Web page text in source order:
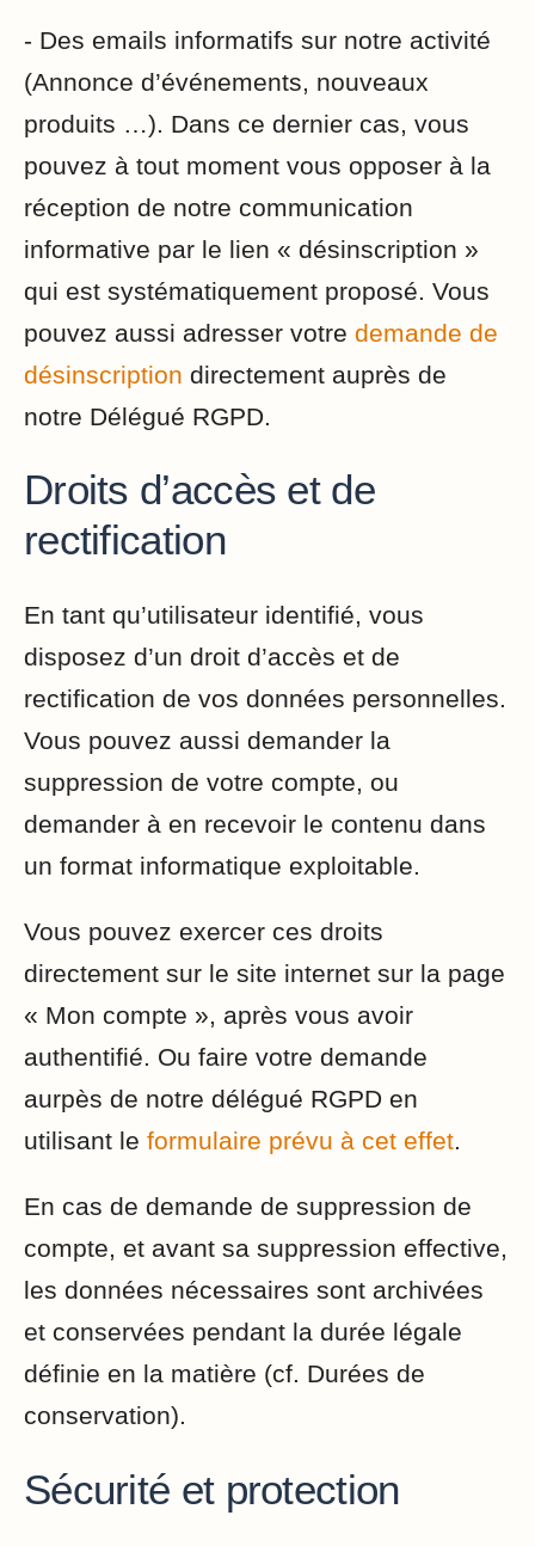
- Des emails informatifs sur notre activité
(Annonce d’événements, nouveaux
produits …). Dans ce dernier cas, vous
pouvez à tout moment vous opposer à la
réception de notre communication
informative par le lien « désinscription »
qui est systématiquement proposé. Vous
pouvez aussi adresser votre demande de
désinscription directement auprès de
notre Délégué RGPD.
Droits d’accès et de
rectification
En tant qu’utilisateur identifié, vous
disposez d’un droit d’accès et de
rectification de vos données personnelles.
Vous pouvez aussi demander la
suppression de votre compte, ou
demander à en recevoir le contenu dans
un format informatique exploitable.
Vous pouvez exercer ces droits
directement sur le site internet sur la page
« Mon compte », après vous avoir
authentifié. Ou faire votre demande
aurpès de notre délégué RGPD en
utilisant le formulaire prévu à cet effet.
En cas de demande de suppression de
compte, et avant sa suppression effective,
les données nécessaires sont archivées
et conservées pendant la durée légale
définie en la matière (cf. Durées de
conservation).
Sécurité et protection